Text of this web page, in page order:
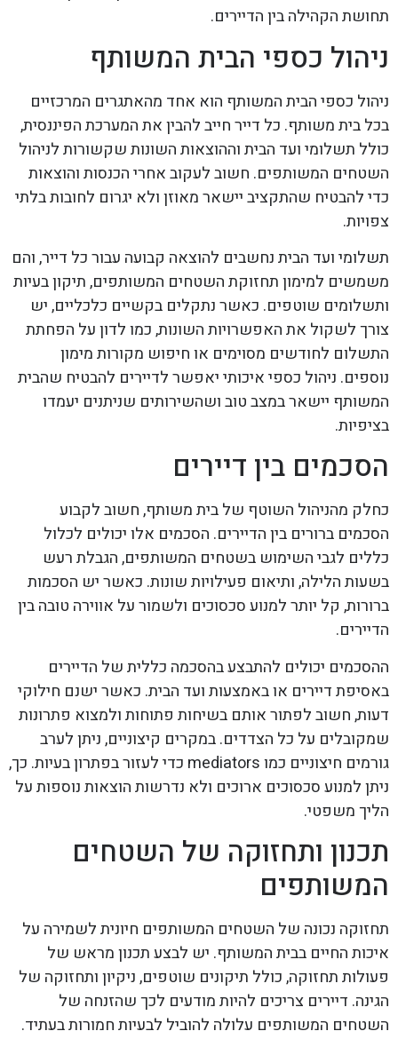
תחושת הקהילה בין הדיירים.
ניהול כספי הבית המשותף
ניהול כספי הבית המשותף הוא אחד מהאתגרים המרכזיים
בכל בית משותף. כל דייר חייב להבין את המערכת הפיננסית,
כולל תשלומי ועד הבית וההוצאות השונות שקשורות לניהול
השטחים המשותפים. חשוב לעקוב אחרי הכנסות והוצאות
כדי להבטיח שהתקציב יישאר מאוזן ולא יגרום לחובות בלתי
צפויות.
תשלומי ועד הבית נחשבים להוצאה קבועה עבור כל דייר, והם
משמשים למימון תחזוקת השטחים המשותפים, תיקון בעיות
ותשלומים שוטפים. כאשר נתקלים בקשיים כלכליים, יש
צורך לשקול את האפשרויות השונות, כמו לדון על הפחתת
התשלום לחודשים מסוימים או חיפוש מקורות מימון
נוספים. ניהול כספי איכותי יאפשר לדיירים להבטיח שהבית
המשותף יישאר במצב טוב ושהשירותים שניתנים יעמדו
בציפיות.
הסכמים בין דיירים
כחלק מהניהול השוטף של בית משותף, חשוב לקבוע
הסכמים ברורים בין הדיירים. הסכמים אלו יכולים לכלול
כללים לגבי השימוש בשטחים המשותפים, הגבלת רעש
בשעות הלילה, ותיאום פעילויות שונות. כאשר יש הסכמות
ברורות, קל יותר למנוע סכסוכים ולשמור על אווירה טובה בין
הדיירים.
ההסכמים יכולים להתבצע בהסכמה כללית של הדיירים
באסיפת דיירים או באמצעות ועד הבית. כאשר ישנם חילוקי
דעות, חשוב לפתור אותם בשיחות פתוחות ולמצוא פתרונות
שמקובלים על כל הצדדים. במקרים קיצוניים, ניתן לערב
גורמים חיצוניים כמו mediators כדי לעזור בפתרון בעיות. כך,
ניתן למנוע סכסוכים ארוכים ולא נדרשות הוצאות נוספות על
הליך משפטי.
תכנון ותחזוקה של השטחים
המשותפים
תחזוקה נכונה של השטחים המשותפים חיונית לשמירה על
איכות החיים בבית המשותף. יש לבצע תכנון מראש של
פעולות תחזוקה, כולל תיקונים שוטפים, ניקיון ותחזוקה של
הגינה. דיירים צריכים להיות מודעים לכך שהזנחה של
השטחים המשותפים עלולה להוביל לבעיות חמורות בעתיד.